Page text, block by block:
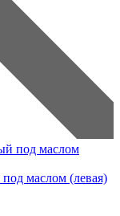
маслом (левая)